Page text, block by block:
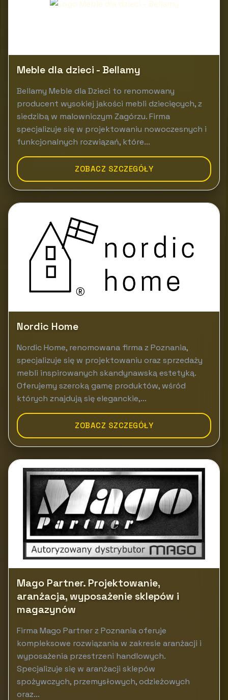
Meble dla dzieci - Bellamy
Bellamy Meble dla Dzieci to renomowany
producent wysokiej jakości mebli dziecięcych, z
siedzibą w malowniczym Zagórzu. Firma
specjalizuje się w projektowaniu nowoczesnych i
funkcjonalnych rozwiązań, które...
ZOBACZ SZCZEGÓŁY
Nordic Home
Nordic Home, renomowana firma z Poznania,
specjalizuje się w projektowaniu oraz sprzedaży
mebli inspirowanych skandynawską estetyką.
Oferujemy szeroką gamę produktów, wśród
których znajdują się eleganckie,...
ZOBACZ SZCZEGÓŁY
Mago Partner. Projektowanie,
aranżacja, wyposażenie sklepów i
magazynów
Firma Mago Partner z Poznania oferuje
kompleksowe rozwiązania w zakresie aranżacji i
wyposażenia przestrzeni handlowych.
Specjalizuje się w aranżacji sklepów
spożywczych, przemysłowych, odzieżowych
oraz...